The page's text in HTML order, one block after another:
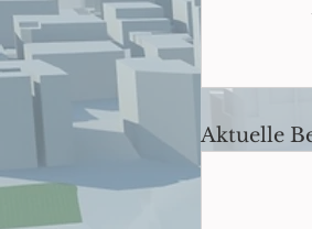
Aktuelle